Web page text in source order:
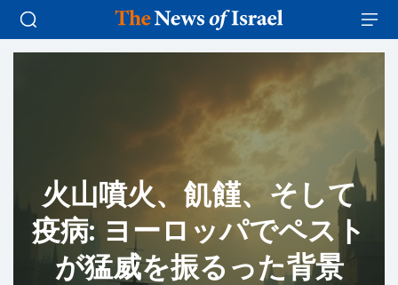
火山噴火、飢饉、そして
疫病: ヨーロッパでペスト
が猛威を振るった背景